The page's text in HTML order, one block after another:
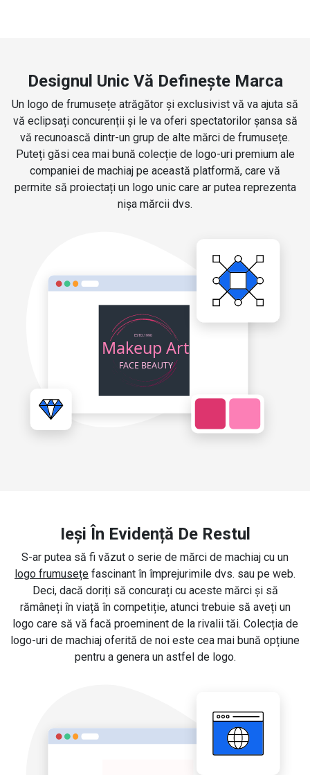
Designul Unic Vă Definește Marca
Un logo de frumusețe atrăgător și exclusivist vă va ajuta să
vă eclipsați concurenții și le va oferi spectatorilor șansa să
vă recunoască dintr-un grup de alte mărci de frumusețe.
Puteți găsi cea mai bună colecție de logo-uri premium ale
companiei de machiaj pe această platformă, care vă
permite să proiectați un logo unic care ar putea reprezenta
nișa mărcii dvs.
Ieși În Evidență De Restul
S-ar putea să fi văzut o serie de mărci de machiaj cu un
logo frumusețe fascinant în împrejurimile dvs. sau pe web.
Deci, dacă doriți să concurați cu aceste mărci și să
rămâneți în viață în competiție, atunci trebuie să aveți un
logo care să vă facă proeminent de la rivalii tăi. Colecția de
logo-uri de machiaj oferită de noi este cea mai bună opțiune
pentru a genera un astfel de logo.